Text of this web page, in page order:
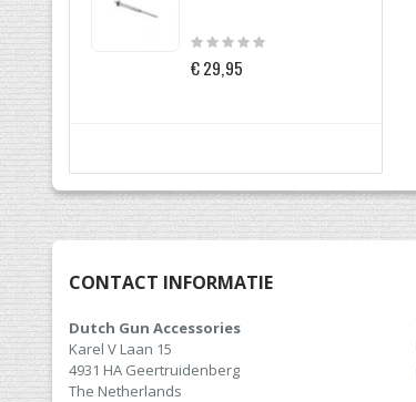
Rating:
0%
€ 29,95
CONTACT INFORMATIE
Dutch Gun Accessories
Karel V Laan 15
4931 HA Geertruidenberg
The Netherlands